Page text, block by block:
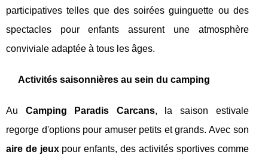
participatives telles que des soirées guinguette ou des
spectacles pour enfants assurent une atmosphère
conviviale adaptée à tous les âges.
Activités saisonnières au sein du camping
Au Camping Paradis Carcans, la saison estivale
regorge d'options pour amuser petits et grands. Avec son
aire de jeuxpour enfants, des activités sportives comme